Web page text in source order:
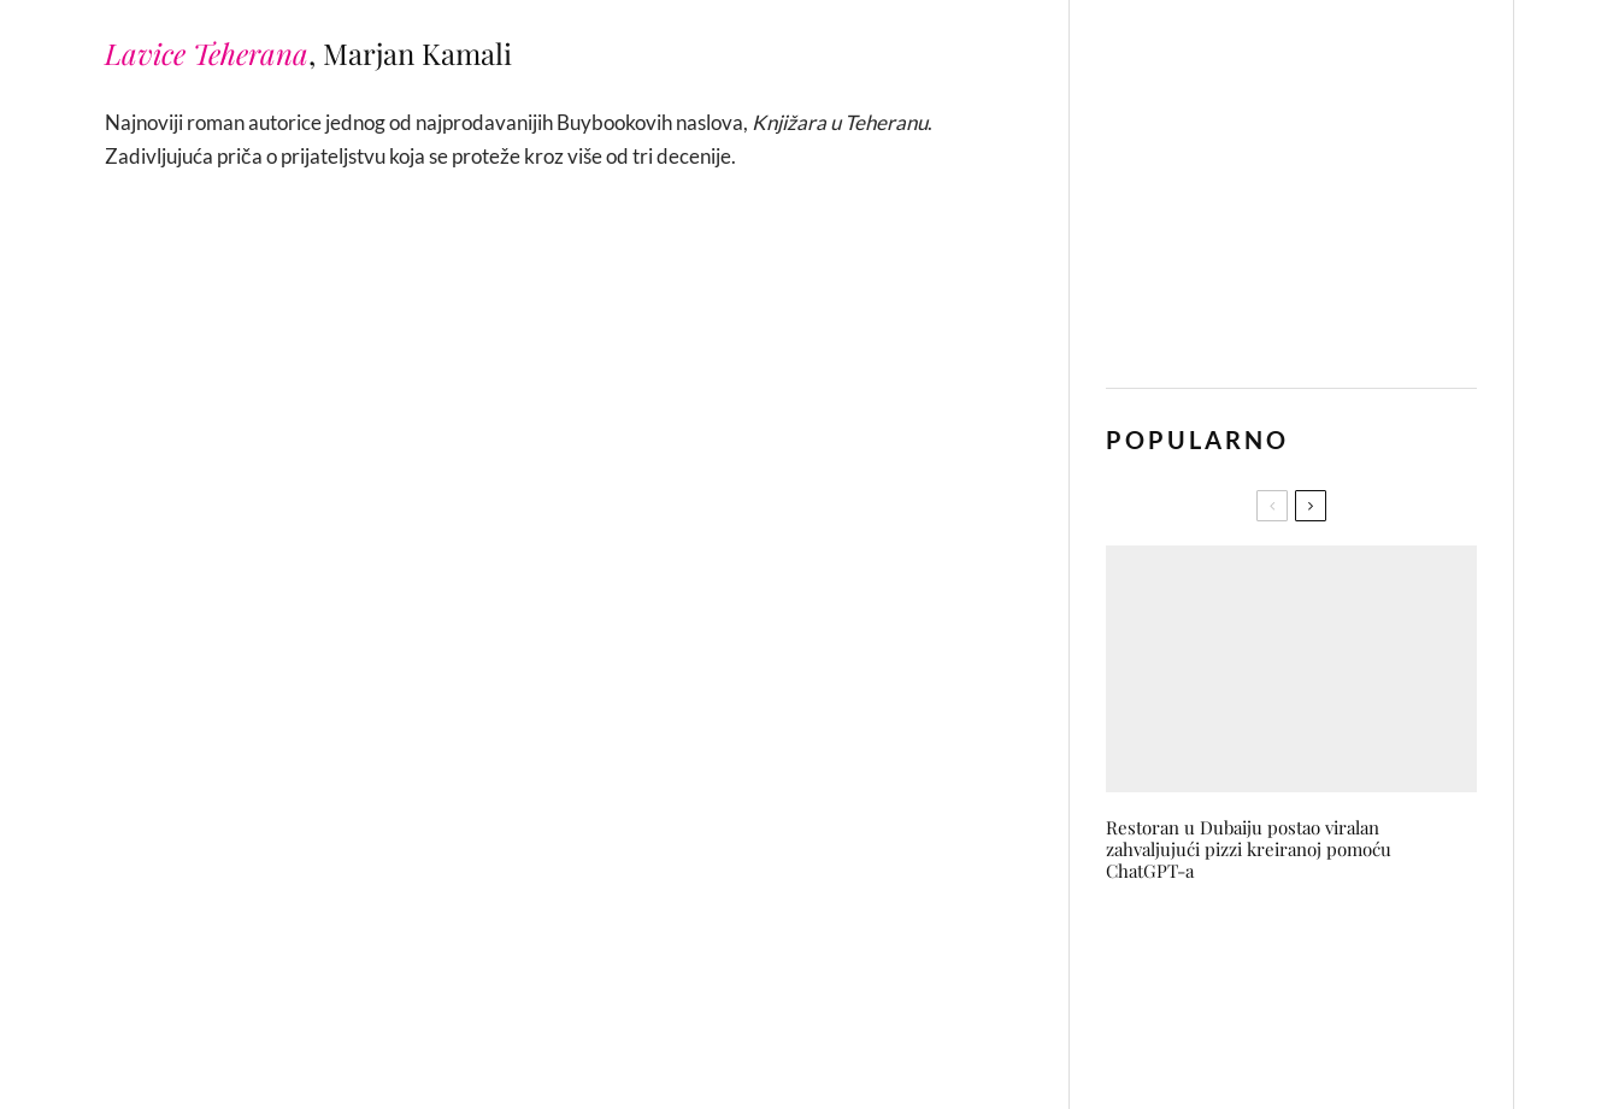
Lavice Teherana, Marjan Kamali
Najnoviji roman autorice jednog od najprodavanijih Buybookovih naslova, Knjižara u Teheranu.
Zadivljujuća priča o prijateljstvu koja se proteže kroz više od tri decenije.
POPULARNO
Restoran u Dubaiju postao viralan
zahvaljujući pizzi kreiranoj pomoću
ChatGPT-a